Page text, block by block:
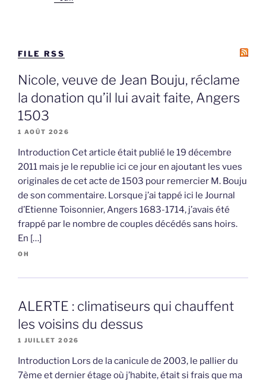
FILE RSS
Nicole, veuve de Jean Bouju, réclame
la donation qu’il lui avait faite, Angers
1503
1 AOÛT 2026
Introduction Cet article était publié le 19 décembre
2011 mais je le republie ici ce jour en ajoutant les vues
originales de cet acte de 1503 pour remercier M. Bouju
de son commentaire. Lorsque j’ai tappé ici le Journal
d’Etienne Toisonnier, Angers 1683-1714, j’avais été
frappé par le nombre de couples décédés sans hoirs.
En […]
OH
ALERTE : climatiseurs qui chauffent
les voisins du dessus
1 JUILLET 2026
Introduction Lors de la canicule de 2003, le pallier du
7ème et dernier étage où j’habite, était si frais que ma